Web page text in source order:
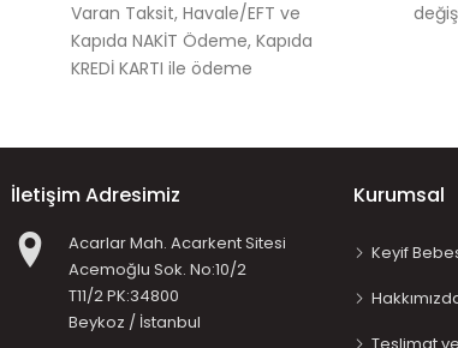
Varan Taksit, Havale/EFT ve
Kapıda NAKİT Ödeme, Kapıda
KREDİ KARTI ile ödeme
İletişim Adresimiz
Acarlar Mah. Acarkent Sitesi
Acemoğlu Sok. No:10/2
T11/2 PK:34800
Beykoz / İstanbul
Kurumsal
Keyif